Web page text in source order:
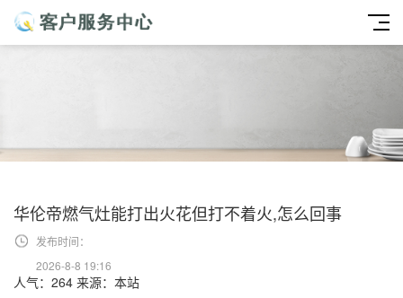
华伦帝燃气灶能打出火花但打不着火,怎么回事
发布时间：
2026-8-8 19:16
人气：264 来源：本站